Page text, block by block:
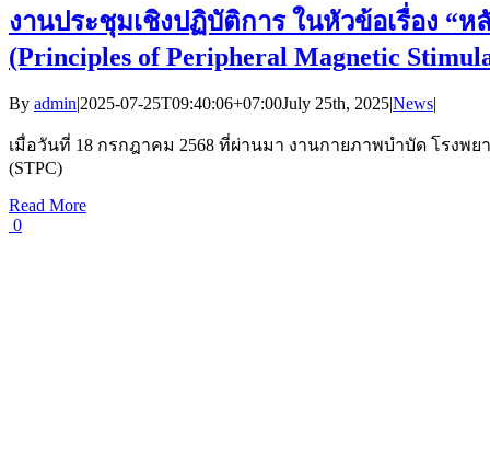
งานประชุมเชิงปฏิบัติการ ในหัวข้อเรื่อง “
(Principles of Peripheral Magnetic
By admin|2025-07-25T09:40:06+07:00July 25th, 2025|News|
เมื่อวันที่ 18 กรกฎาคม 2568 ที่ผ่านมา งานกายภาพบำบัด โรง
(STPC)
Read More
0